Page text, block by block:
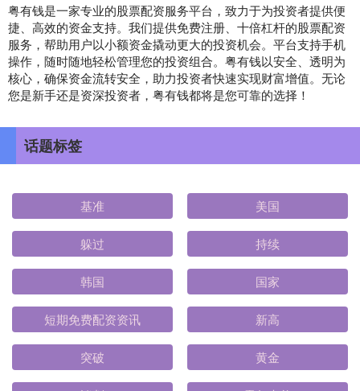
粤有钱是一家专业的股票配资服务平台，致力于为投资者提供便
捷、高效的资金支持。我们提供免费注册、十倍杠杆的股票配资
服务，帮助用户以小额资金撬动更大的投资机会。平台支持手机
操作，随时随地轻松管理您的投资组合。粤有钱以安全、透明为
核心，确保资金流转安全，助力投资者快速实现财富增值。无论
您是新手还是资深投资者，粤有钱都将是您可靠的选择！
话题标签
基准 美国
躲过 持续
韩国 国家
短期免费配资资讯 新高
突破 黄金